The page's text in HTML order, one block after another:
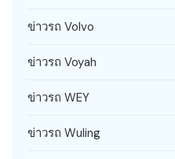
ข่าวรถ Volvo
ข่าวรถ Voyah
ข่าวรถ WEY
ข่าวรถ Wuling